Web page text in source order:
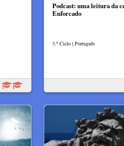
Podcast: uma leitura da
Enforcado
3.º Ciclo | Português